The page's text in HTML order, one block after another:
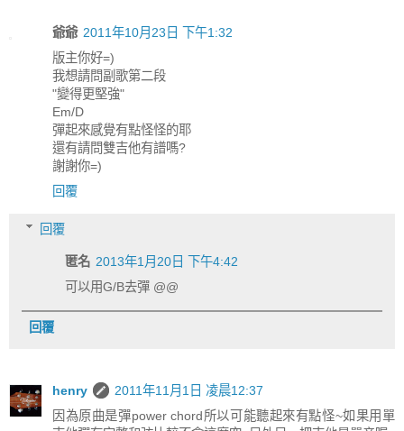
爺爺 2011年10月23日 下午1:32
版主你好=)
我想請問副歌第二段
"變得更堅強"
Em/D
彈起來感覺有點怪怪的耶
還有請問雙吉他有譜嗎?
謝謝你=)
回覆
回覆
匿名 2013年1月20日 下午4:42
可以用G/B去彈 @@
回覆
henry
2011年11月1日 凌晨12:37
因為原曲是彈power chord所以可能聽起來有點怪~如果用單